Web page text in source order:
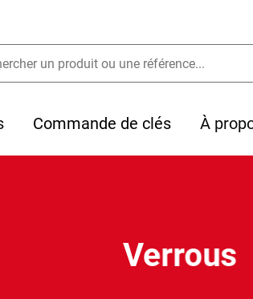
Commande de clés À
Verrous